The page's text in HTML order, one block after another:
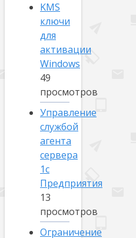
KMS
ключи
для
активации
Windows
49
просмотров
Управление
службой
агента
сервера
1с
Предприятия
13
просмотров
Ограничение